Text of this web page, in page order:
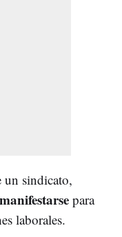
un sindicato,
para
laborales.